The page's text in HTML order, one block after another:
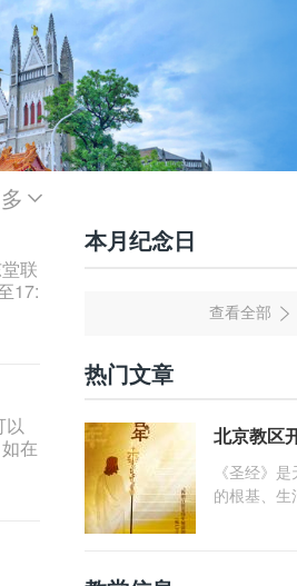
联
17:
以
在
本月纪念日
热门文章
北京教区
《圣经》
的根基、生